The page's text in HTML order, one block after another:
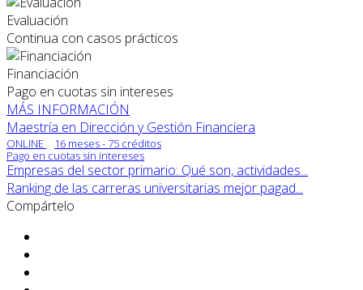
Evaluación
Continua con casos prácticos
Financiación
Pago en cuotas sin intereses
MÁS INFORMACIÓN
Maestría en Dirección y Gestión Financiera
ONLINE
16 meses - 75 créditos
Pago en cuotas sin intereses
Empresas del sector primario: Qué son, actividades...
Ranking de las carreras universitarias mejor pagad...
Compártelo